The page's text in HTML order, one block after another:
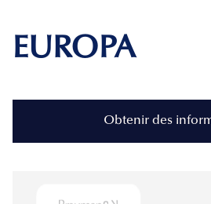
EUROPA
Obtenir des